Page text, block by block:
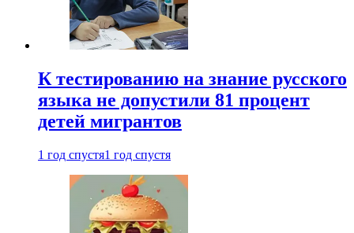
К тестированию на знание русского
языка не допустили 81 процент
детей мигрантов
1 год спустя1 год спустя